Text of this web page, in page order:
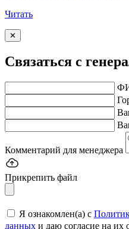
Читать
✕
Связаться с
Комментарий для менеджера
Прикрепить файл
Я ознакомлен(а) с
данных и даю согласие на их